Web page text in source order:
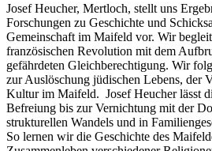
Josef Heucher, Mertloch, stellt uns
Forschungen zu Geschichte und
Gemeinschaft im Maifeld vor. Wir
französischen Revolution mit dem
gefährdeten Gleichberechtigung. Wir
zur Auslöschung jüdischen Lebens, der
Kultur im Maifeld. Josef Heucher lässt
Befreiung bis zur Vernichtung mit der
strukturellen Wandels und in
So lernen wir die Geschichte des